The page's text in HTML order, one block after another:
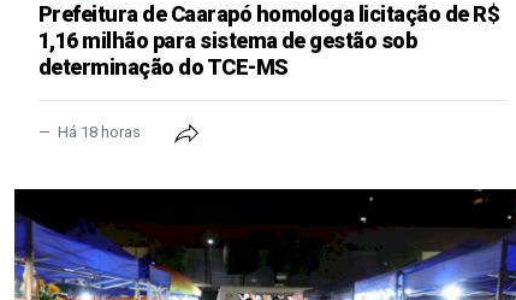
Prefeitura de Caarapó homologa licitação de R$
1,16 milhão para sistema de gestão sob
determinação do TCE-MS
Há 18 horas